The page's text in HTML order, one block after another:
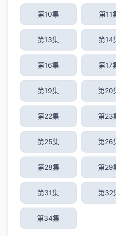
第10集 第11
第13集 第14
第16集 第17
第19集 第20
第22集 第23
第25集 第26
第28集 第29
第31集 第32
第34集